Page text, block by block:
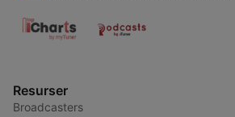
Resurser
Broadcasters